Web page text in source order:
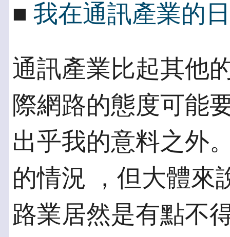
■ 我在通訊產業的
通訊產業比起其他
際網路的態度可能
出乎我的意料之外
的情況 ，但大體來
路業居然是有點不